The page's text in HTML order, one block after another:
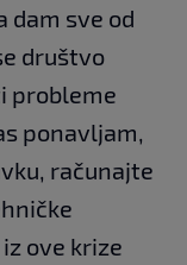
dam sve od
društvo
probleme
ponavljam,
računajte
ove krize